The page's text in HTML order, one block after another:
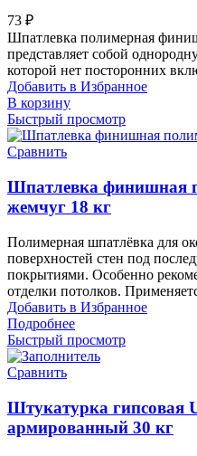
73 ₽
Шпатлевка полимерная
представляет собой
которой нет посторонних
Добавить в Избранное
В корзину
Быстрый просмотр
Сравнить
Шпатлевка финишная
жемчуг 18 кг
Полимерная шпатлёвка для
поверхностей стен под
покрытиями. Особенно
отделки потолков.
Добавить в Избранное
Подробнее
Быстрый просмотр
Сравнить
Штукатурка гипсовая
армированный 30 кг